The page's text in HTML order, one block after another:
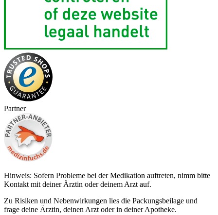
Partner
Hinweis: Sofern Probleme bei der Medikation auftreten, nimm bitte
Kontakt mit deiner Ärztin oder deinem Arzt auf.
Zu Risiken und Nebenwirkungen lies die Packungsbeilage und
frage deine Ärztin, deinen Arzt oder in deiner Apotheke.